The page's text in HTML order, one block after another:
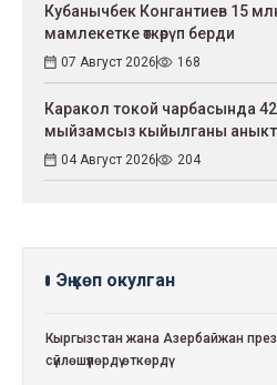
Кубанычбек Конгантиев 15
мамлекетке өткөрүп берди
07 Август 2026 168
Каракол токой чарбасында 42
мыйзамсыз кыйылганы
04 Август 2026 204
Эң көп окулган
Кыргызстан жана Азербайжан
сүйлөшүүлөрдү өткөрдү